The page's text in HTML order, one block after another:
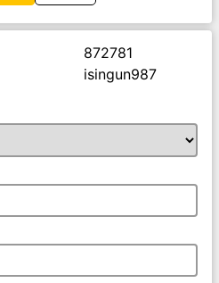
872781
isingun987